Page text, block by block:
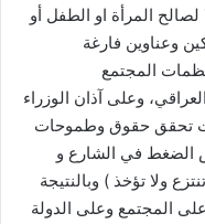
لصالح المرأة او الطفل أو
مجرد دكاكين وعناوين فارغة
المجتمع
وعلى آذان الوزراء
تحقق حقوق وطموحات
الضغط في الشارع و
المجتمع وعلى الدولة